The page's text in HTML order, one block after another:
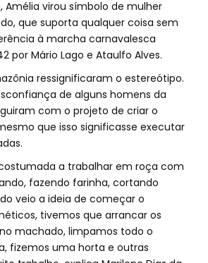
Amélia virou símbolo de mulher
que suporta qualquer coisa sem
à marcha carnavalesca
por Mário Lago e Ataulfo Alves.
ressignificaram o estereótipo.
de alguns homens da
com o projeto de criar o
que isso significasse executar
a trabalhar em roça com
fazendo farinha, cortando
veio a ideia de começar o
tivemos que arrancar os
machado, limpamos todo o
fizemos uma horta e outras